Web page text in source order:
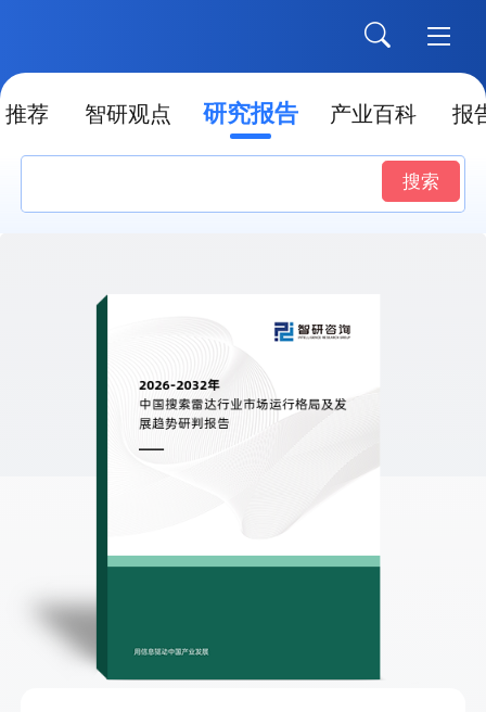
推荐 智研观点 研究报告 产业百科 报
搜索